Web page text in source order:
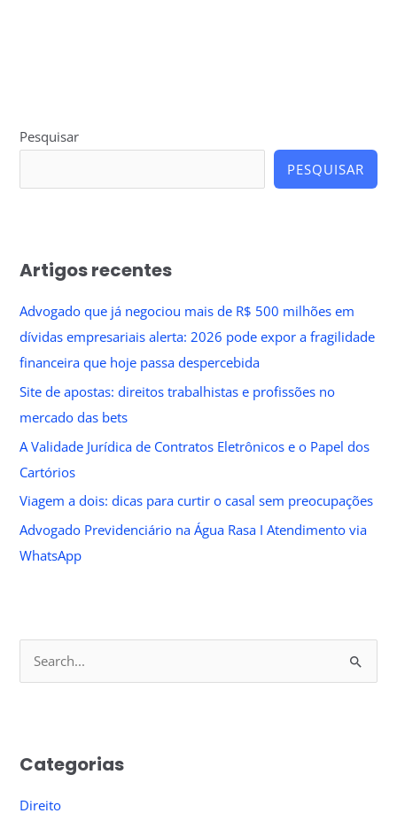
Pesquisar
PESQUISAR
Artigos recentes
Advogado que já negociou mais de R$ 500 milhões em
dívidas empresariais alerta: 2026 pode expor a fragilidade
financeira que hoje passa despercebida
Site de apostas: direitos trabalhistas e profissões no
mercado das bets
A Validade Jurídica de Contratos Eletrônicos e o Papel dos
Cartórios
Viagem a dois: dicas para curtir o casal sem preocupações
Advogado Previdenciário na Água Rasa I Atendimento via
WhatsApp
c
Categorias
Direito